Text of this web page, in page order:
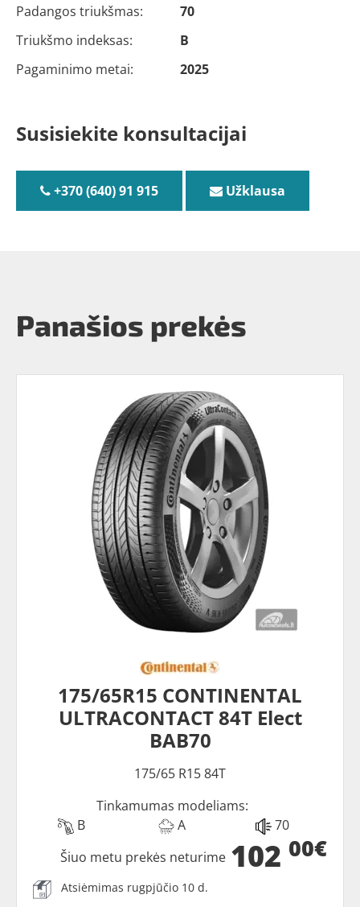
Padangos triukšmas:
70
Triukšmo indeksas:
B
Pagaminimo metai:
2025
Susisiekite konsultacijai
+370 (640) 91 915 Užklausa
Panašios prekės
175/65R15 CONTINENTAL
ULTRACONTACT 84T Elect
BAB70
175/65 R15 84T
Tinkamumas modeliams:
B
A 70
102 00€
Šiuo metu prekės neturime
Atsiėmimas rugpjūčio 10 d.